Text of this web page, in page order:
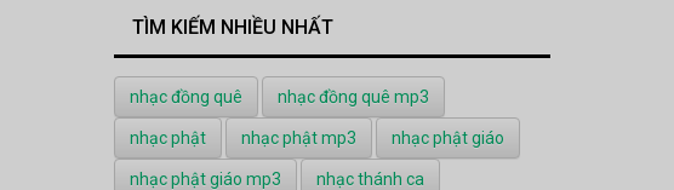
TÌM KIẾM NHIỀU NHẤT
nhạc đồng quê nhạc đồng quê mp3
nhạc phật nhạc phật mp3 nhạc phật giáo
nhạc phật giáo mp3 nhạc thánh ca